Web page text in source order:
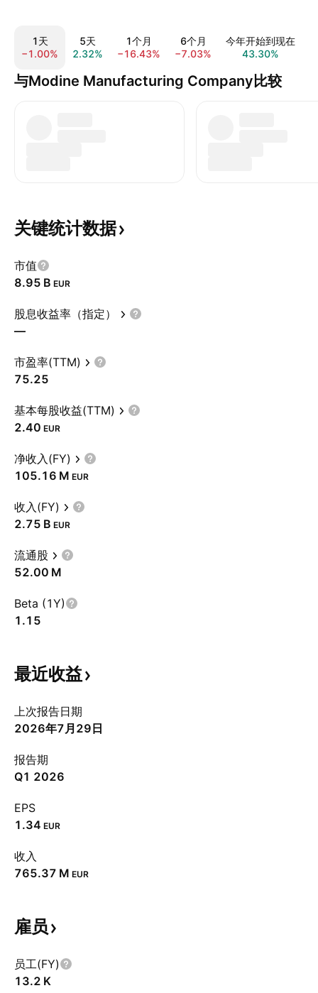
1天
−1.00%
5天
2.32%
1个月
−16.43%
6个月
−7.03%
今年开始到现在
43.30%
与Modine Manufacturing Company比较
关键统计数据
市值
‪8.95 B‬ EUR
股息收益率（指定）
—
市盈率(TTM)
75.25
基本每股收益(TTM)
2.40 EUR
净收入(FY)
‪105.16 M‬ EUR
收入(FY)
‪2.75 B‬ EUR
流通股
‪52.00 M‬
Beta (1Y)
1.15
最近收益
上次报告日期
2026年7月29日
报告期
Q1 2026
EPS
1.34 EUR
收入
‪765.37 M‬ EUR
雇员
员工(FY)
‪13.2 K‬